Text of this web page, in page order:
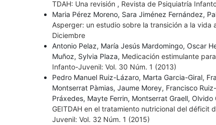
TDAH: Una revisión , Revista de Psiquiatría
Maria Pérez Moreno, Sara Jiménez Fernández,
Asperger: un estudio sobre la transición a la vida
Diciembre
Antonio Pelaz, María Jesús Mardomingo, Oscar
Muñoz, Sylvia Plaza, Medicación estimulante
Infanto-Juvenil: Vol. 30 Núm. 1 (2013)
Pedro Manuel Ruiz-Lázaro, Marta Garcia-Giral,
Montserrat Pàmias, Jaume Morey, Francisco
Práxedes, Mayte Ferrin, Montserrat Graell,
GEITDAH en el tratamiento nutricional del déficit
Juvenil: Vol. 32 Núm. 1 (2015)